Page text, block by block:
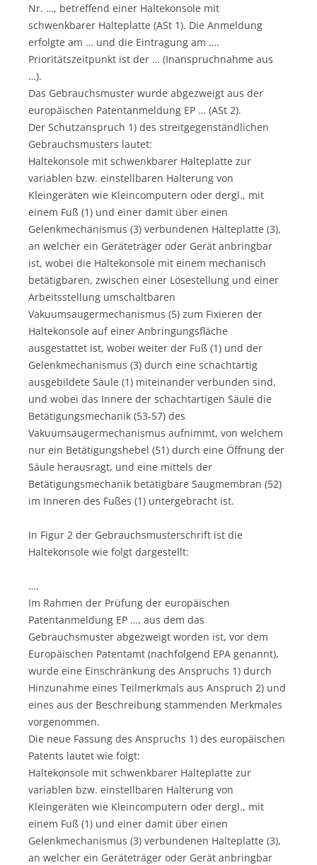
Nr. …, betreffend einer Haltekonsole mit
schwenkbarer Halteplatte (ASt 1). Die Anmeldung
erfolgte am … und die Eintragung am ….
Prioritätszeitpunkt ist der … (Inanspruchnahme aus
…).
Das Gebrauchsmuster wurde abgezweigt aus der
europäischen Patentanmeldung EP … (ASt 2).
Der Schutzanspruch 1) des streitgegenständlichen
Gebrauchsmusters lautet:
Haltekonsole mit schwenkbarer Halteplatte zur
variablen bzw. einstellbaren Halterung von
Kleingeräten wie Kleincomputern oder dergl., mit
einem Fuß (1) und einer damit über einen
Gelenkmechanismus (3) verbundenen Halteplatte (3),
an welcher ein Geräteträger oder Gerät anbringbar
ist, wobei die Haltekonsole mit einem mechanisch
betätigbaren, zwischen einer Lösestellung und einer
Arbeitsstellung umschaltbaren
Vakuumsaugermechanismus (5) zum Fixieren der
Haltekonsole auf einer Anbringungsfläche
ausgestattet ist, wobei weiter der Fuß (1) und der
Gelenkmechanismus (3) durch eine schachtartig
ausgebildete Säule (1) miteinander verbunden sind,
und wobei das Innere der schachtartigen Säule die
Betätigungsmechanik (53-57) des
Vakuumsaugermechanismus aufnimmt, von welchem
nur ein Betätigungshebel (51) durch eine Öffnung der
Säule herausragt, und eine mittels der
Betätigungsmechanik betätigbare Saugmembran (52)
im Inneren des Fußes (1) untergebracht ist.
In Figur 2 der Gebrauchsmusterschrift ist die
Haltekonsole wie folgt dargestellt:
….
Im Rahmen der Prüfung der europäischen
Patentanmeldung EP …, aus dem das
Gebrauchsmuster abgezweigt worden ist, vor dem
Europäischen Patentamt (nachfolgend EPA genannt),
wurde eine Einschränkung des Anspruchs 1) durch
Hinzunahme eines Teilmerkmals aus Anspruch 2) und
eines aus der Beschreibung stammenden Merkmales
vorgenommen.
Die neue Fassung des Anspruchs 1) des europäischen
Patents lautet wie folgt:
Haltekonsole mit schwenkbarer Halteplatte zur
variablen bzw. einstellbaren Halterung von
Kleingeräten wie Kleincomputern oder dergl., mit
einem Fuß (1) und einer damit über einen
Gelenkmechanismus (3) verbundenen Halteplatte (3),
an welcher ein Geräteträger oder Gerät anbringbar